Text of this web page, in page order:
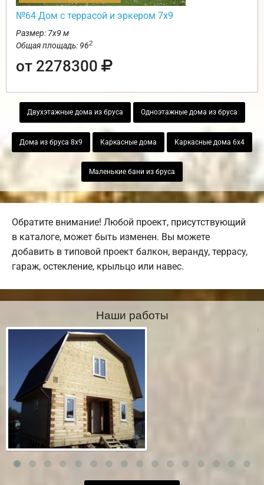
№64 Дом с террасой и эркером 7х9
Размер: 7х9 м
Общая площадь: 962
от 2278300
Двухэтажные дома из бруса Одноэтажные дома из бруса
Дома из бруса 8х9 Каркасные дома Каркасные дома 6х4
Маленькие бани из бруса
Обратите внимание! Любой проект, присутствующий
в каталоге, может быть изменен. Вы можете
добавить в типовой проект балкон, веранду, террасу,
гараж, остекление, крыльцо или навес.
Наши работы